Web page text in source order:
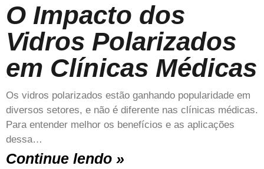
O Impacto dos
Vidros Polarizados
em Clínicas Médicas
Os vidros polarizados estão ganhando popularidade em
diversos setores, e não é diferente nas clínicas médicas.
Para entender melhor os benefícios e as aplicações
dessa…
Continue lendo »